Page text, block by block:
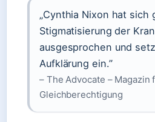
„Cynthia Nixon hat sich
Stigmatisierung der
ausgesprochen und
Aufklärung ein.”
– The Advocate – Magazin
Gleichberechtigung